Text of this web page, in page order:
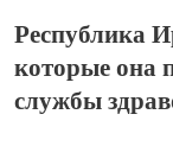
Республика
которые она
службы